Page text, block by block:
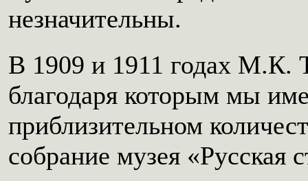
незначительны.
В 1909 и 1911 годах М.К.
благодаря которым мы
приблизительном
собрание музея «Русская